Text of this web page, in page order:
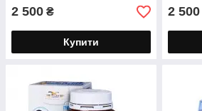
2 500 ₴
Купити
2 500